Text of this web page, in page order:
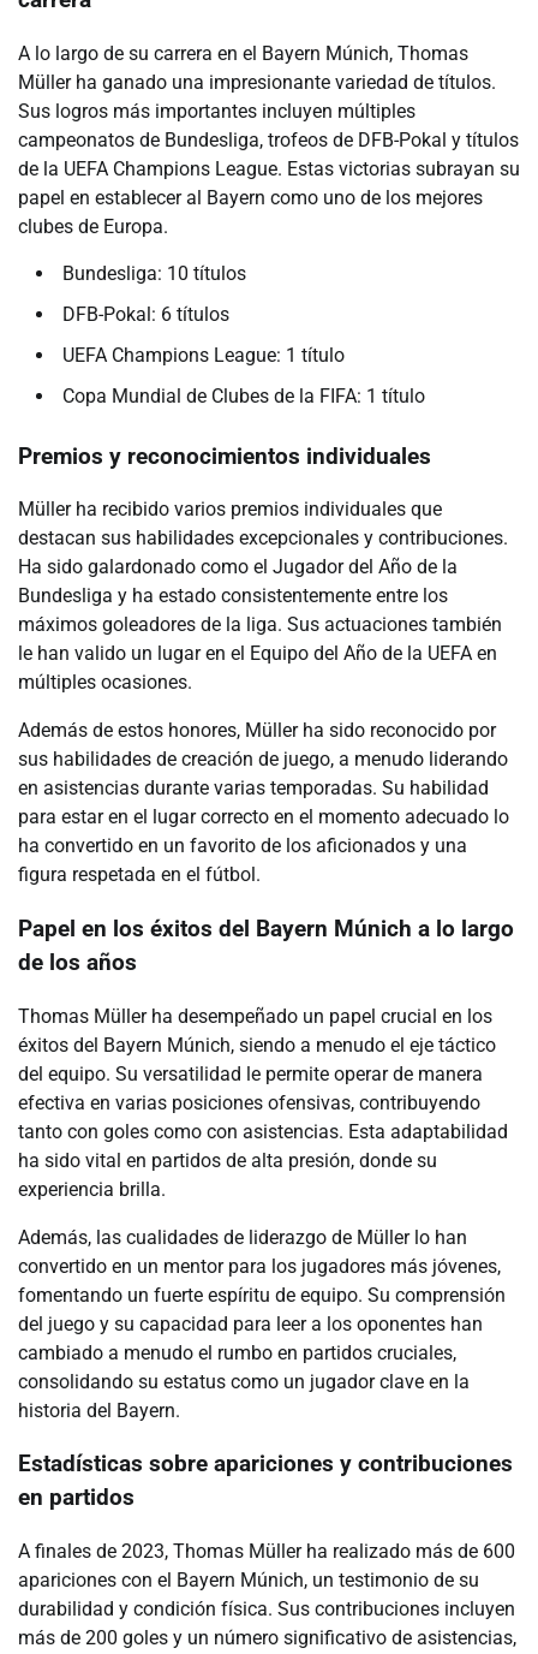
A lo largo de su carrera en el Bayern Múnich, Thomas
Müller ha ganado una impresionante variedad de títulos.
Sus logros más importantes incluyen múltiples
campeonatos de Bundesliga, trofeos de DFB-Pokal y títulos
de la UEFA Champions League. Estas victorias subrayan su
papel en establecer al Bayern como uno de los mejores
clubes de Europa.
Bundesliga: 10 títulos
DFB-Pokal: 6 títulos
UEFA Champions League: 1 título
Copa Mundial de Clubes de la FIFA: 1 título
Premios y reconocimientos individuales
Müller ha recibido varios premios individuales que
destacan sus habilidades excepcionales y contribuciones.
Ha sido galardonado como el Jugador del Año de la
Bundesliga y ha estado consistentemente entre los
máximos goleadores de la liga. Sus actuaciones también
le han valido un lugar en el Equipo del Año de la UEFA en
múltiples ocasiones.
Además de estos honores, Müller ha sido reconocido por
sus habilidades de creación de juego, a menudo liderando
en asistencias durante varias temporadas. Su habilidad
para estar en el lugar correcto en el momento adecuado lo
ha convertido en un favorito de los aficionados y una
figura respetada en el fútbol.
Papel en los éxitos del Bayern Múnich a lo largo
de los años
Thomas Müller ha desempeñado un papel crucial en los
éxitos del Bayern Múnich, siendo a menudo el eje táctico
del equipo. Su versatilidad le permite operar de manera
efectiva en varias posiciones ofensivas, contribuyendo
tanto con goles como con asistencias. Esta adaptabilidad
ha sido vital en partidos de alta presión, donde su
experiencia brilla.
Además, las cualidades de liderazgo de Müller lo han
convertido en un mentor para los jugadores más jóvenes,
fomentando un fuerte espíritu de equipo. Su comprensión
del juego y su capacidad para leer a los oponentes han
cambiado a menudo el rumbo en partidos cruciales,
consolidando su estatus como un jugador clave en la
historia del Bayern.
Estadísticas sobre apariciones y contribuciones
en partidos
A finales de 2023, Thomas Müller ha realizado más de 600
apariciones con el Bayern Múnich, un testimonio de su
durabilidad y condición física. Sus contribuciones incluyen
más de 200 goles y un número significativo de asistencias,